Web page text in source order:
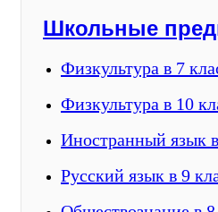
Школьные
Физкультура в 7
Физкультура в 10
Иностранный язык
Русский язык в 9